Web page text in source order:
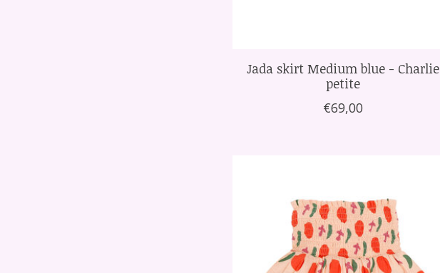
Jada skirt Medium blue - Charlie
petite
€69,00